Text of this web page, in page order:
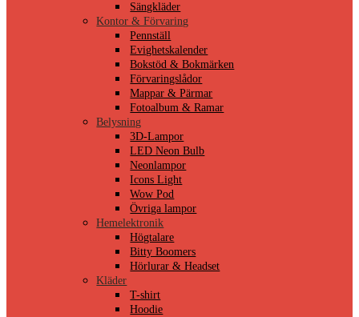
Sängkläder
Kontor & Förvaring
Pennställ
Evighetskalender
Bokstöd & Bokmärken
Förvaringslådor
Mappar & Pärmar
Fotoalbum & Ramar
Belysning
3D-Lampor
LED Neon Bulb
Neonlampor
Icons Light
Wow Pod
Övriga lampor
Hemelektronik
Högtalare
Bitty Boomers
Hörlurar & Headset
Kläder
T-shirt
Hoodie